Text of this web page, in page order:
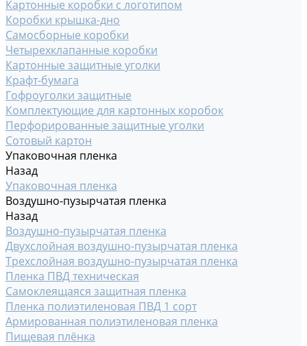
Картонные коробки с логотипом
Коробки крышка-дно
Самосборные коробки
Четырехклапанные коробки
Картонные защитные уголки
Крафт-бумага
Гофроуголки защитные
Комплектующие для картонных коробок
Перфорированные защитные уголки
Сотовый картон
Упаковочная пленка
Назад
Упаковочная пленка
Воздушно-пузырчатая пленка
Назад
Воздушно-пузырчатая пленка
Двухслойная воздушно-пузырчатая пленка
Трехслойная воздушно-пузырчатая пленка
Пленка ПВД техническая
Самоклеящаяся защитная пленка
Пленка полиэтиленовая ПВД 1 сорт
Армированная полиэтиленовая пленка
Пищевая плёнка